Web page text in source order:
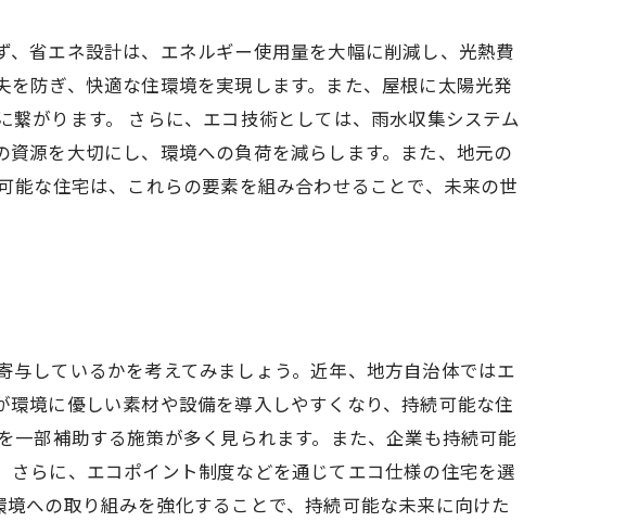
省エネ設計は、エネルギー使用量を大幅に削減し、光熱費
防ぎ、快適な住環境を実現します。また、屋根に太陽光発
がります。 さらに、エコ技術としては、雨水収集システム
源を大切にし、環境への負荷を減らします。また、地元の
な住宅は、これらの要素を組み合わせることで、未来の世
しているかを考えてみましょう。近年、地方自治体ではエ
境に優しい素材や設備を導入しやすくなり、持続可能な住
部補助する施策が多く見られます。また、企業も持続可能
らに、エコポイント制度などを通じてエコ仕様の住宅を選
への取り組みを強化することで、持続可能な未来に向けた